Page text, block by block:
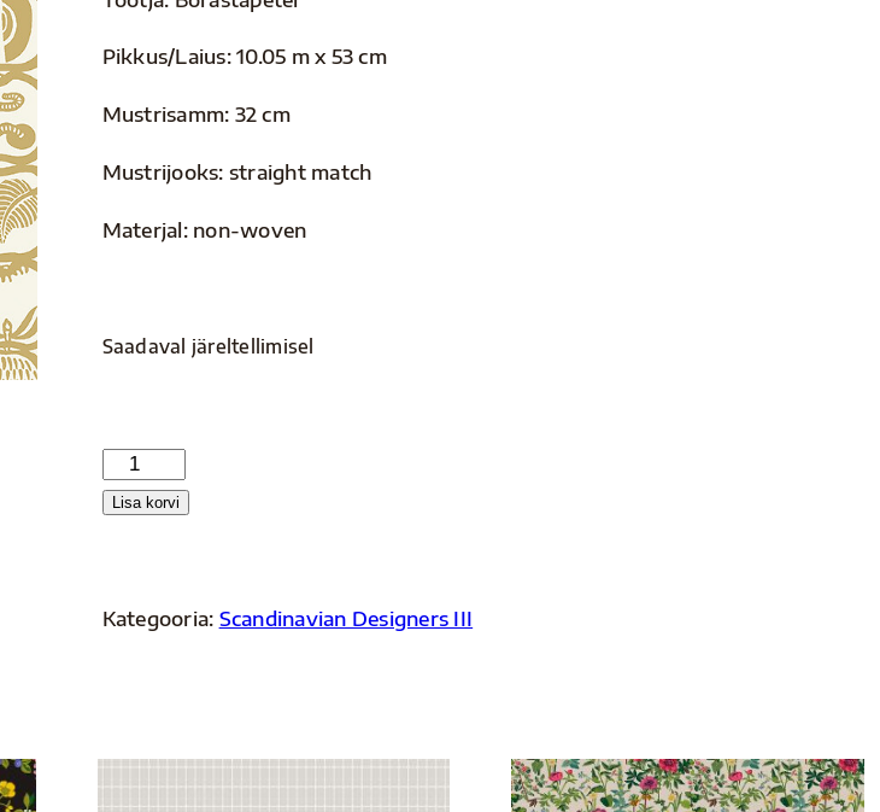
Pikkus/Laius: 10.05 m x 53 cm
Mustrisamm: 32 cm
Mustrijooks: straight match
Materjal: non-woven
Saadaval järeltellimisel
IIILisa korvi
Kategooria: Scandinavian Designers III